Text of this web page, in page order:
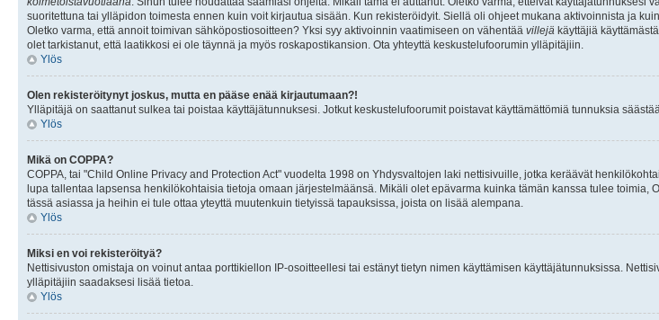
suoritettuna tai ylläpidon toimesta ennen kuin voit kirjautua sisään. Kun rekisteröidyit. Siellä oli ohjeet mukana aktivoinnista ja
Oletko varma, että annoit toimivan sähköpostiosoitteen? Yksi syy aktivoinnin vaatimiseen on vähentää villejä käyttäjiä
olet tarkistanut, että laatikkosi ei ole täynnä ja myös roskapostikansion. Ota yhteyttä keskustelufoorumin ylläpitäjiin.
Ylös
Olen rekisteröitynyt joskus, mutta en pääse enää kirjautumaan?!
Ylläpitäjä on saattanut sulkea tai poistaa käyttäjätunnuksesi. Jotkut keskustelufoorumit poistavat käyttämättömiä tunnuksia
Ylös
Mikä on COPPA?
COPPA, tai "Child Online Privacy and Protection Act" vuodelta 1998 on Yhdysvaltojen laki nettisivuille, jotka keräävät
lupa tallentaa lapsensa henkilökohtaisia tietoja omaan järjestelmäänsä. Mikäli olet epävarma kuinka tämän kanssa tulee
tässä asiassa ja heihin ei tule ottaa yteyttä muutenkuin tietyissä tapauksissa, joista on lisää alempana.
Ylös
Miksi en voi rekisteröityä?
Nettisivuston omistaja on voinut antaa porttikiellon IP-osoitteellesi tai estänyt tietyn nimen käyttämisen käyttäjätunnuksissa.
ylläpitäjiin saadaksesi lisää tietoa.
Ylös